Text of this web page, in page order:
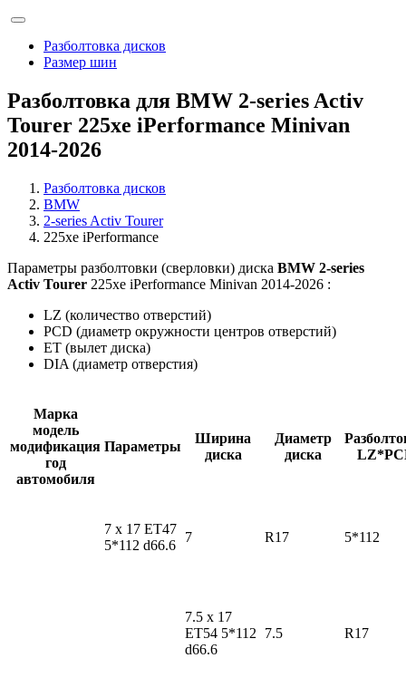
Разболтовка дисков
Размер шин
Разболтовка для BMW 2-series Activ
Tourer 225xe iPerformance Minivan
2014-2026
Разболтовка дисков
BMW
2-series Activ Tourer
225xe iPerformance
Параметры разболтовки (сверловки) диска BMW 2-series
Activ Tourer 225xe iPerformance Minivan 2014-2026 :
LZ (количество отверстий)
PCD (диаметр окружности центров отверстий)
ET (вылет диска)
DIA (диаметр отверстия)
Марка
модель
модификация
год
автомобиля
Параметры
Ширина
диска
Диаметр
диска
7 x 17 ET47
5*112 d66.6
7 R17 5*112
7.5 x 17
ET54 5*112
d66.6
7.5 R17